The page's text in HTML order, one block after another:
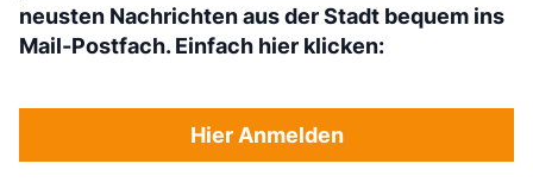
neusten Nachrichten aus der Stadt bequem ins
Mail-Postfach. Einfach hier klicken:
Hier Anmelden